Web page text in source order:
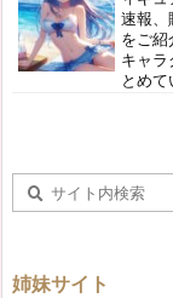
速報、
をご紹
キャラ
とめて
姉妹サイト